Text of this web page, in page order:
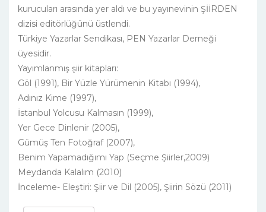
kurucuları arasında yer aldı ve bu yayınevinin ŞİİRDEN
dizisi editörlüğünü üstlendi.
Türkiye Yazarlar Sendikası, PEN Yazarlar Derneği
üyesidir.
Yayımlanmış şiir kitapları:
Göl (1991), Bir Yüzle Yürümenin Kitabı (1994),
Adınız Kime (1997),
İstanbul Yolcusu Kalmasın (1999),
Yer Gece Dinlenir (2005),
Gümüş Ten Fotoğraf (2007),
Benim Yapamadığımı Yap (Seçme Şiirler,2009)
Meydanda Kalalım (2010)
İnceleme- Eleştiri: Şiir ve Dil (2005), Şiirin Sözü (2011)